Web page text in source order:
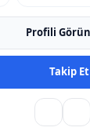
Profili
Takip Et